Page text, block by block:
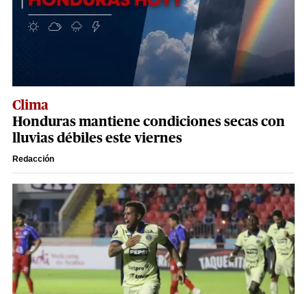
Clima
Honduras mantiene condiciones secas con
lluvias débiles este viernes
Redacción